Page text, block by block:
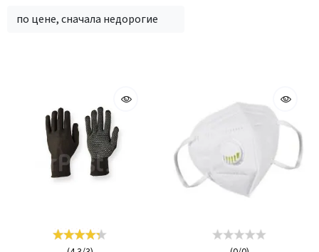
по цене, сначала недорогие